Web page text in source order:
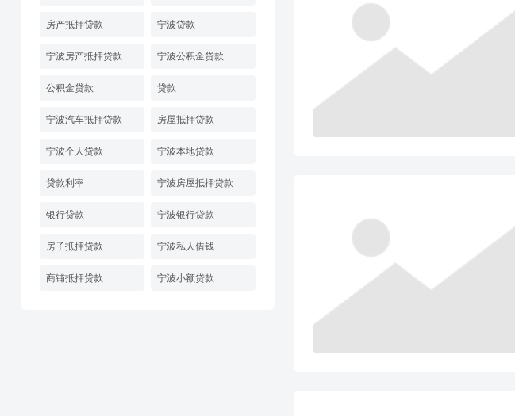
房产抵押贷款 宁波贷款
宁波房产抵押贷款 宁波公积金贷款
公积金贷款 贷款
宁波汽车抵押贷款 房屋抵押贷款
宁波个人贷款 宁波本地贷款
贷款利率 宁波房屋抵押贷款
银行贷款 宁波银行贷款
房子抵押贷款 宁波私人借钱
商铺抵押贷款 宁波小额贷款